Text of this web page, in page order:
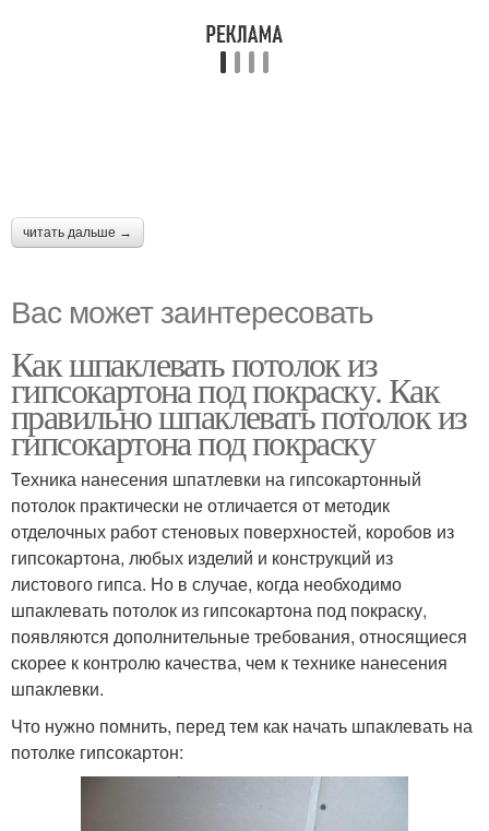
читать дальше →
Вас может заинтересовать
Как шпаклевать потолок из
гипсокартона под покраску. Как
правильно шпаклевать потолок из
гипсокартона под покраску
Техника нанесения шпатлевки на гипсокартонный
потолок практически не отличается от методик
отделочных работ стеновых поверхностей, коробов из
гипсокартона, любых изделий и конструкций из
листового гипса. Но в случае, когда необходимо
шпаклевать потолок из гипсокартона под покраску,
появляются дополнительные требования, относящиеся
скорее к контролю качества, чем к технике нанесения
шпаклевки.
Что нужно помнить, перед тем как начать шпаклевать на
потолке гипсокартон: